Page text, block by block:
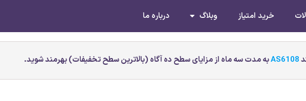
خرید امتیاز وبلاگ درباره ما
AS6108به مدت سه ماه از مزایای سطح ده آگاه (بالاترین سطح تخفیفات) بهرمند شوید.